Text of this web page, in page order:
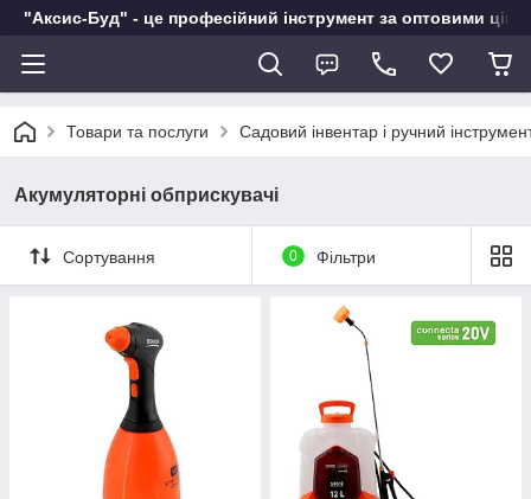
"Аксис-Буд" - це професійний інструмент за оптовими
Товари та послуги Садовий інвентар і ручний
Акумуляторні обприскувачі
Сортування 0 Фільтри